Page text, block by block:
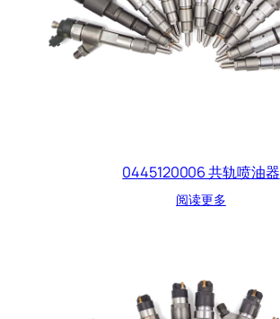
0445120006 共轨喷油器
阅读更多